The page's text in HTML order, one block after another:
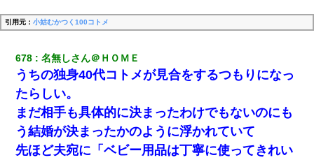
引用元： 小姑むかつく100コトメ
678 名無しさん＠ＨＯＭＥ
うちの独身40代コトメが見合をするつもりになっ
たらしい。
まだ相手も具体的に決まったわけでもないのにも
う結婚が決まったかのように浮かれていて
先ほど夫宛に「ベビー用品は丁寧に使ってきれい